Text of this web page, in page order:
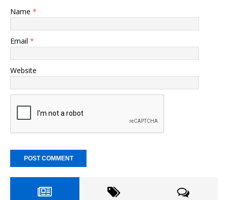
Name *
Email *
Website